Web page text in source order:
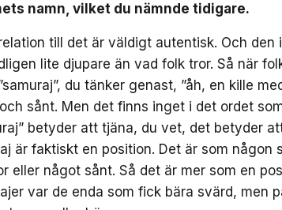
namn, vilket du nämnde tidigare.
till det är väldigt autentisk. Och
lite djupare än vad folk tror. Så när
du tänker genast, ”åh, en kille
sånt. Men det finns inget i det ordet
betyder att tjäna, du vet, det betyder
är faktiskt en position. Det är som någon
eller något sånt. Så det är mer som en
var de enda som fick bära svärd, men